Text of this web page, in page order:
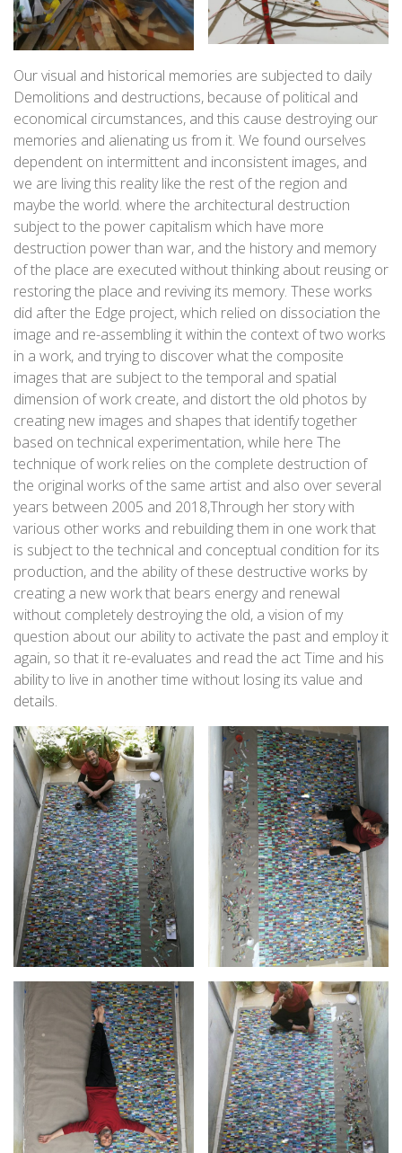
Our visual and historical memories are subjected to daily
Demolitions and destructions, because of political and
economical circumstances, and this cause destroying our
memories and alienating us from it. We found ourselves
dependent on intermittent and inconsistent images, and
we are living this reality like the rest of the region and
maybe the world. where the architectural destruction
subject to the power capitalism which have more
destruction power than war, and the history and memory
of the place are executed without thinking about reusing or
restoring the place and reviving its memory. These works
did after the Edge project, which relied on dissociation the
image and re-assembling it within the context of two works
in a work, and trying to discover what the composite
images that are subject to the temporal and spatial
dimension of work create, and distort the old photos by
creating new images and shapes that identify together
based on technical experimentation, while here The
technique of work relies on the complete destruction of
the original works of the same artist and also over several
years between 2005 and 2018,Through her story with
various other works and rebuilding them in one work that
is subject to the technical and conceptual condition for its
production, and the ability of these destructive works by
creating a new work that bears energy and renewal
without completely destroying the old, a vision of my
question about our ability to activate the past and employ it
again, so that it re-evaluates and read the act Time and his
ability to live in another time without losing its value and
details.